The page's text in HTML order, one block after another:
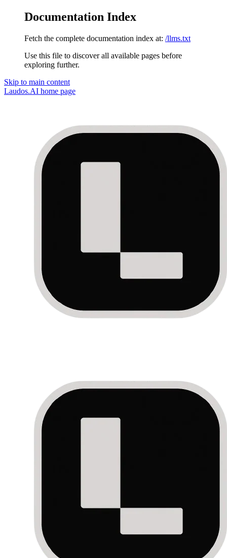
Documentation Index
Fetch the complete documentation index at: /llms.txt
Use this file to discover all available pages before
exploring further.
Skip to main content
Laudos.AI home page